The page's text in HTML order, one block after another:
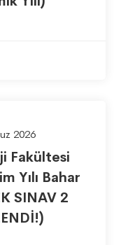
2026
Fakültesi
Yılı Bahar
SINAV 2